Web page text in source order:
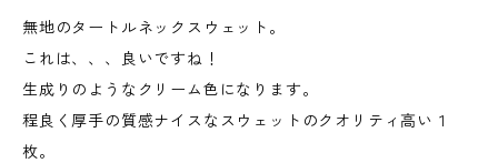
無地のタートルネックスウェット。
これは、、、良いですね！
生成りのようなクリーム色になります。
程良く厚手の質感ナイスなスウェットのクオリティ高い１
枚。